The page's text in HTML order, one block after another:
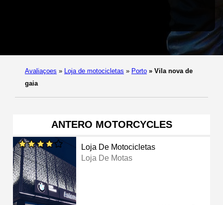
Avaliaçoes » Loja de motocicletas » Porto » Vila nova de
gaia
ANTERO MOTORCYCLES
Loja De Motocicletas
Loja De Motas